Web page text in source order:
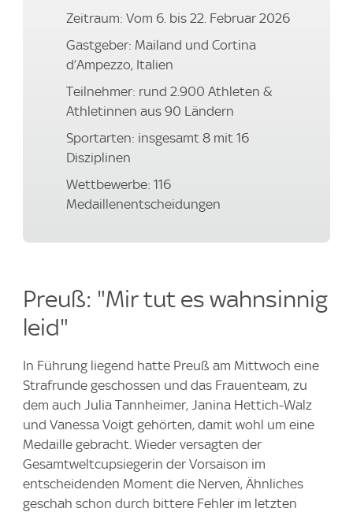
Zeitraum: Vom 6. bis 22. Februar 2026
Gastgeber: Mailand und Cortina
d’Ampezzo, Italien
Teilnehmer: rund 2.900 Athleten &
Athletinnen aus 90 Ländern
Sportarten: insgesamt 8 mit 16
Disziplinen
Wettbewerbe: 116
Medaillenentscheidungen
Preuß: "Mir tut es wahnsinnig
leid"
In Führung liegend hatte Preuß am Mittwoch eine
Strafrunde geschossen und das Frauenteam, zu
dem auch Julia Tannheimer, Janina Hettich-Walz
und Vanessa Voigt gehörten, damit wohl um eine
Medaille gebracht. Wieder versagten der
Gesamtweltcupsiegerin der Vorsaison im
entscheidenden Moment die Nerven, Ähnliches
geschah schon durch bittere Fehler im letzten